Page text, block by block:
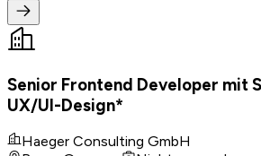
Senior Frontend Developer mit
UX/UI-Design*
Haeger Consulting GmbH